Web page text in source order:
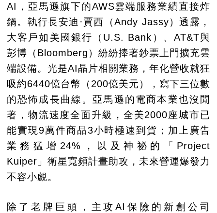
AI，亞馬遜旗下的AWS雲端服務業績直接炸
鍋。執行長安迪·賈西（Andy Jassy）透露，
大客戶如美國銀行（U.S. Bank）、AT&T與
彭博（Bloomberg）紛紛捧著鈔票上門擴充雲
端設備。光是AI晶片相關業務，年化營收就狂
吸約6440億台幣（200億美元），寫下三位數
的恐怖成長曲線。亞馬遜的電商本業也沒閒
著，物流速度全面升級，全美2000座城市已
能實現9萬件商品3小時極速到貨；加上廣告
業務猛增24%，以及神祕的「Project
Kuiper」衛星寬頻計畫助攻，未來營運爆發力
不容小覷。
除了老牌巨頭，主攻AI保險的新創公司